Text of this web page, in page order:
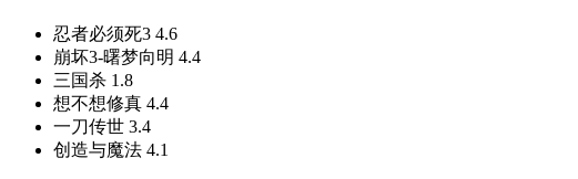
忍者必须死3 4.6
崩坏3-曙梦向明 4.4
三国杀 1.8
想不想修真 4.4
一刀传世 3.4
创造与魔法 4.1